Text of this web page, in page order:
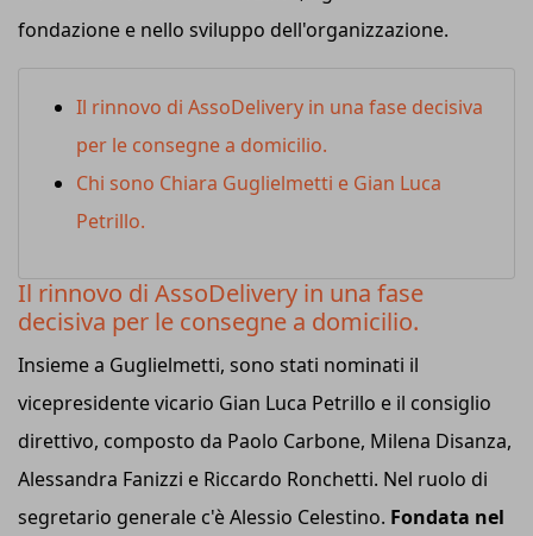
fondazione e nello sviluppo dell'organizzazione.
Il rinnovo di AssoDelivery in una fase decisiva
per le consegne a domicilio.
Chi sono Chiara Guglielmetti e Gian Luca
Petrillo.
Il rinnovo di AssoDelivery in una fase
decisiva per le consegne a domicilio.
Insieme a Guglielmetti, sono stati nominati il
vicepresidente vicario Gian Luca Petrillo e il consiglio
direttivo, composto da Paolo Carbone, Milena Disanza,
Alessandra Fanizzi e Riccardo Ronchetti. Nel ruolo di
segretario generale c'è Alessio Celestino. Fondata nel